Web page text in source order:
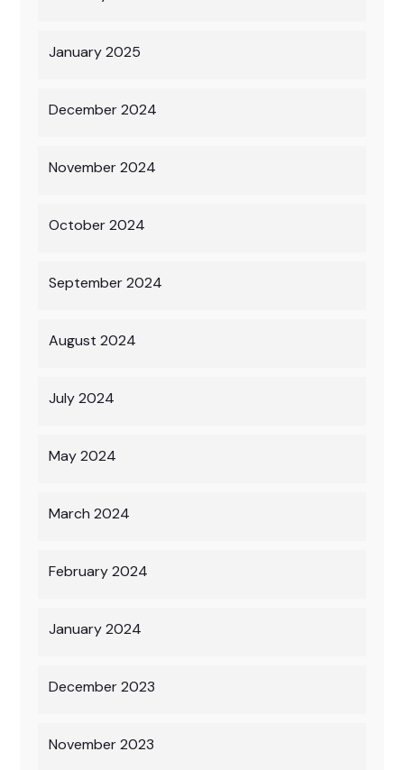
January 2025
December 2024
November 2024
October 2024
September 2024
August 2024
July 2024
May 2024
March 2024
February 2024
January 2024
December 2023
November 2023